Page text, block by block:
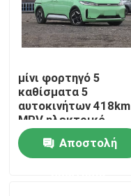
Αρχική Σελίδα
Προϊόντα
μίνι φορτηγό 5
καθίσματα 5
αυτοκινήτων 418km
MPV ηλεκτρικό
αυτοκίνητο πορτών
BYD D1 για την
επιχείρηση
Αποστολή